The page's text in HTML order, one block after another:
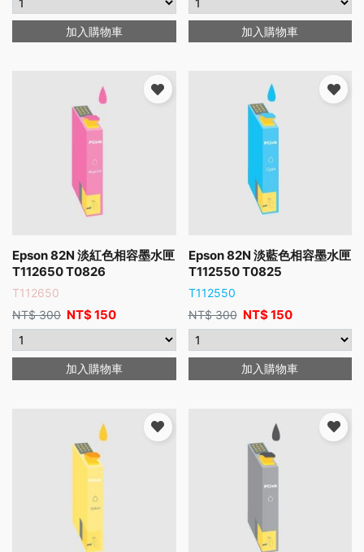
加入購物車 加入購物車
Epson 82N 淡紅色相容墨水匣
T112650 T0826
T112650
NT$300 NT$150
加入購物車
Epson 82N 淡藍色相容墨水匣
T112550 T0825
T112550
NT$300 NT$150
加入購物車